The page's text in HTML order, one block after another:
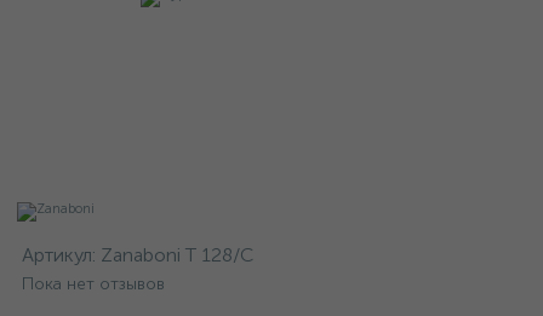
Артикул: Zanaboni T 128/C
Пока нет отзывов